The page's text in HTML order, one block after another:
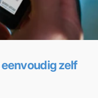
eenvoudig zelf